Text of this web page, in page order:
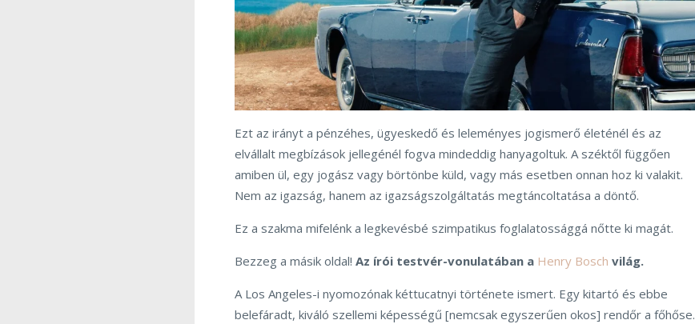
Ezt az irányt a pénzéhes, ügyeskedő és leleményes jogismerő életénél és az
elvállalt megbízások jellegénél fogva mindeddig hanyagoltuk. A széktől függően
amiben ül, egy jogász vagy börtönbe küld, vagy más esetben onnan hoz ki valakit.
Nem az igazság, hanem az igazságszolgáltatás megtáncoltatása a döntő.
Ez a szakma mifelénk a legkevésbé szimpatikus foglalatossággá nőtte ki magát.
Bezzeg a másik oldal! Az írói testvér-vonulatában a Henry Bosch világ.
A Los Angeles-i nyomozónak kéttucatnyi története ismert. Egy kitartó és ebbe
belefáradt, kiváló szellemi képességű [nemcsak egyszerűen okos] rendőr a főhőse.